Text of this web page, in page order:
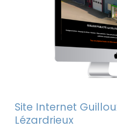
Site Internet
Lézardrieux